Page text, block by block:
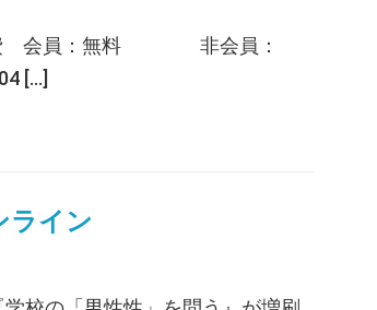
費 会員：無料 非会員：
[…]
ライン